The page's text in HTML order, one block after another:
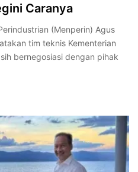
Caranya
(Menperin) Agus
tim teknis Kementerian
bernegosiasi dengan pihak